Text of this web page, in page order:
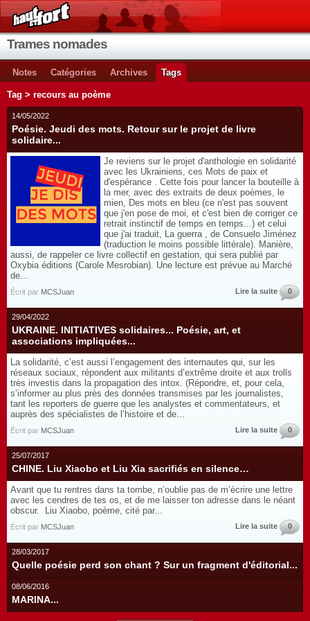
Trames nomades
Notes Catégories Archives Tags
Tag > recours au poème
14/05/2022
Poésie. Jeudi des mots. Retour sur le projet de livre
solidaire...
Je reviens sur le projet d'anthologie en solidarité
avec les Ukrainiens, ces Mots de paix et
d'espérance . Cette fois pour lancer la bouteille à
la mer, avec des extraits de deux poèmes, le
mien, Des mots en bleu (ce n'est pas souvent
que j'en pose de moi, et c'est bien de corriger ce
retrait instinctif de temps en temps...) et celui
que j'ai traduit, La guerra , de Consuelo Jiménez
(traduction le moins possible littérale). Manière,
aussi, de rappeler ce livre collectif en gestation, qui sera publié par
Oxybia éditions (Carole Mesrobian). Une lecture est prévue au Marché
de...
Écrit par MCSJuan Lire la suite 0
29/04/2022
UKRAINE. INITIATIVES solidaires... Poésie, art, et
associations impliquées...
La solidarité, c’est aussi l’engagement des internautes qui, sur les
réseaux sociaux, répondent aux militants d’extrême droite et aux trolls
très investis dans la propagation des intox. (Répondre, et, pour cela,
s’informer au plus près des données transmises par les journalistes,
tant les reporters de guerre que les analystes et commentateurs, et
auprès des spécialistes de l’histoire et de...
Écrit par MCSJuan Lire la suite 0
25/07/2017
CHINE. Liu Xiaobo et Liu Xia sacrifiés en silence…
Avant que tu rentres dans ta tombe, n’oublie pas de m’écrire une lettre
avec les cendres de tes os, et de me laisser ton adresse dans le néant
obscur. Liu Xiaobo, poème, cité par...
Écrit par MCSJuan Lire la suite 0
28/03/2017
Quelle poésie perd son chant ? Sur un fragment d'éditorial...
08/06/2016
MARINA...